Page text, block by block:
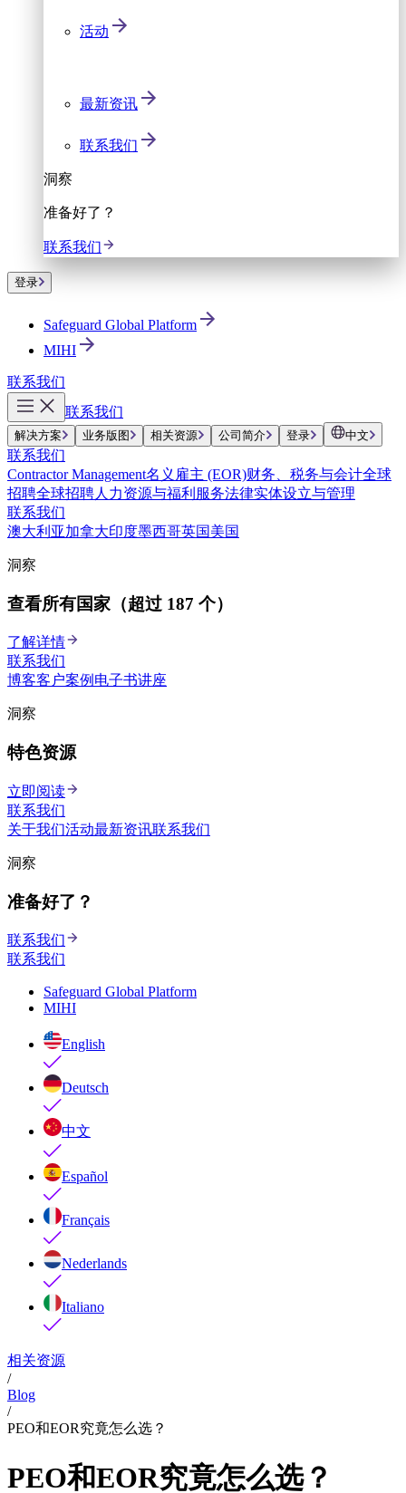
活动
最新资讯
联系我们
洞察
准备好了？
联系我们
登录
Safeguard Global Platform
MIHI
联系我们
联系我们
解决方案 业务版图 相关资源 公司简介 登录 中文
联系我们
Contractor Management名义雇主 (EOR)财务、税务与会计全球
招聘全球招聘人力资源与福利服务法律实体设立与管理
联系我们
澳大利亚加拿大印度墨西哥英国美国
洞察
查看所有国家（超过 187 个）
了解详情
联系我们
博客客户案例 电子书讲座
洞察
特色资源
立即阅读
联系我们
关于我们活动最新资讯联系我们
洞察
准备好了？
联系我们
联系我们
Safeguard Global Platform
MIHI
English
Deutsch
中文
Español
Français
Nederlands
Italiano
相关资源
/
Blog
/
PEO和EOR究竟怎么选？
PEO和EOR究竟怎么选？